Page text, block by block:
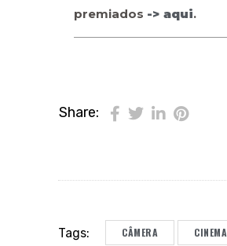
premiados -> aqui.
Share:
Tags: CÂMERA CINEMA